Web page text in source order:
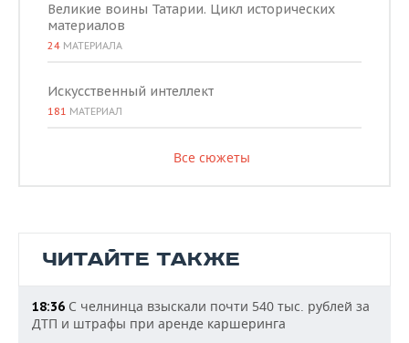
Великие воины Татарии. Цикл исторических
материалов
24 МАТЕРИАЛА
Искусственный интеллект
181 МАТЕРИАЛ
Все сюжеты
ЧИТАЙТЕ ТАКЖЕ
18:36 С челнинца взыскали почти 540 тыс. рублей за
ДТП и штрафы при аренде каршеринга